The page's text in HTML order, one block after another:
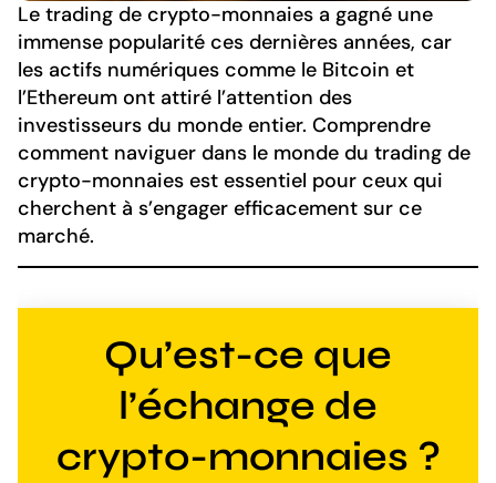
Le trading de crypto-monnaies a gagné une
immense popularité ces dernières années, car
les actifs numériques comme le Bitcoin et
l’Ethereum ont attiré l’attention des
investisseurs du monde entier. Comprendre
comment naviguer dans le monde du trading de
crypto-monnaies est essentiel pour ceux qui
cherchent à s’engager efficacement sur ce
marché.
Qu’est-ce que
l’échange de
crypto-monnaies ?